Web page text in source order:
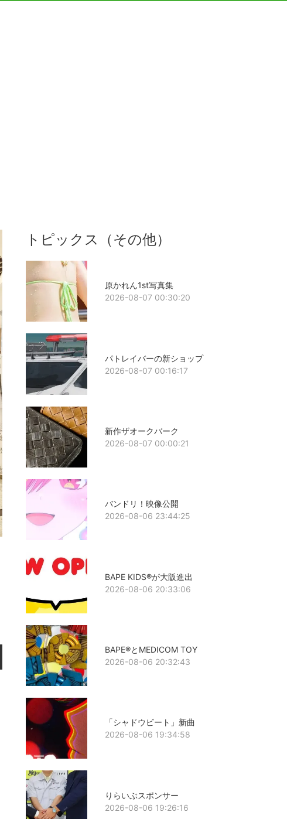
トピックス（その他）
原かれん1st写真集
2026-08-07 00:30:20
パトレイバーの新ショップ
2026-08-07 00:16:17
新作ザオークバーク
2026-08-07 00:00:21
バンドリ！映像公開
2026-08-06 23:44:25
BAPE KIDS®が大阪進出
2026-08-06 20:33:06
BAPE®とMEDICOM TOY
2026-08-06 20:32:43
「シャドウビート」新曲
2026-08-06 19:34:58
りらいぶスポンサー
2026-08-06 19:26:16